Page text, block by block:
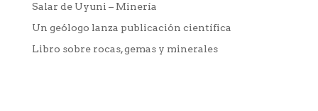
Salar de Uyuni – Minería
Un geólogo lanza publicación científica
Libro sobre rocas, gemas y minerales